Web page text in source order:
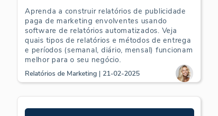
Aprenda a construir relatórios de publicidade
paga de marketing envolventes usando
software de relatórios automatizados. Veja
quais tipos de relatórios e métodos de entrega
e períodos (semanal, diário, mensal) funcionam
melhor para o seu negócio.
Relatórios de Marketing | 21-02-2025